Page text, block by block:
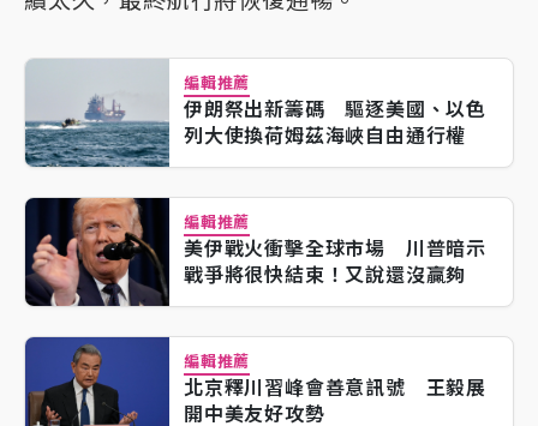
編輯推薦
伊朗祭出新籌碼 驅逐美國、以色
列大使換荷姆茲海峽自由通行權
編輯推薦
美伊戰火衝擊全球市場 川普暗示
戰爭將很快結束！又說還沒贏夠
編輯推薦
北京釋川習峰會善意訊號 王毅展
開中美友好攻勢